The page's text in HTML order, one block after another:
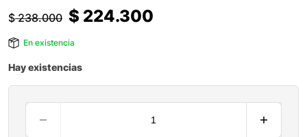
$238.000 $ 224.300
En existencia
Hay existencias